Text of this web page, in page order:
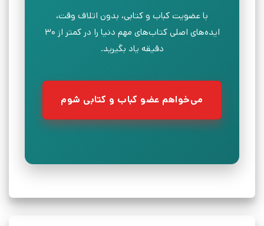
با عضویت کباب و کتابی، بدون اتلاف وقت،
ایده‌های اصلی کتاب‌های مهم دنیا را در کمتر از ۳۰
دقیقه یاد بگیرید.
می‌خواهم عضو کباب و کتابی شوم